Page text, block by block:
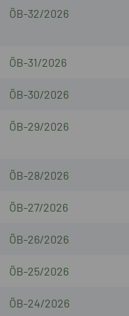
ÖB-32/2026
ÖB-31/2026
ÖB-30/2026
ÖB-29/2026
ÖB-28/2026
ÖB-27/2026
ÖB-26/2026
ÖB-25/2026
ÖB-24/2026